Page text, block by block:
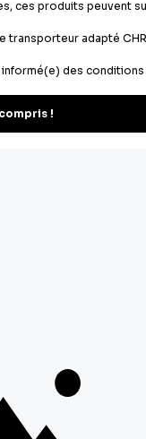
S'inscrire
client.